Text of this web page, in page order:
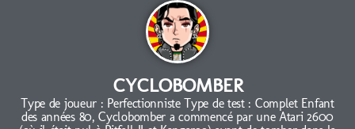
CYCLOBOMBER
Type de joueur : Perfectionniste Type de test : Complet Enfant
des années 80, Cyclobomber a commencé par une Atari 2600